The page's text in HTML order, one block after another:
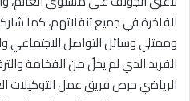
الفاخرة في جميع تنقلاتهم، كما
وممثلي وسائل التواصل الاجتماعي
الفريد الذي لم يخلُ من الفخامة
الرياضي حرص فريق عمل التوكيلات